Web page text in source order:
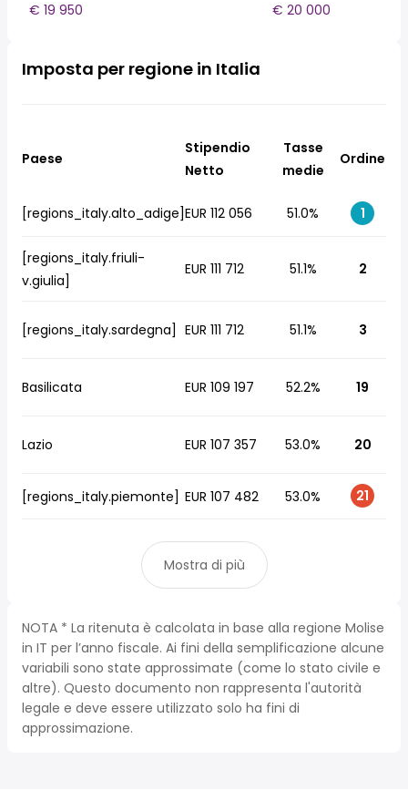
€ 19 950
€ 20 000
Imposta per regione in Italia
Paese
Stipendio
Netto
Tasse
medie
Ordine
[regions_italy.alto_adige]EUR 112 056 51.0% 1
[regions_italy.friuli-
v.giulia]
EUR 111 712 51.1% 2
[regions_italy.sardegna] EUR 111 712 51.1% 3
Basilicata EUR 109 197 52.2% 19
Lazio EUR 107 357 53.0% 20
[regions_italy.piemonte] EUR 107 482 53.0% 21
Mostra di più
NOTA * La ritenuta è calcolata in base alla regione Molise
in IT per l’anno fiscale. Ai fini della semplificazione alcune
variabili sono state approssimate (come lo stato civile e
altre). Questo documento non rappresenta l'autorità
legale e deve essere utilizzato solo ha fini di
approssimazione.